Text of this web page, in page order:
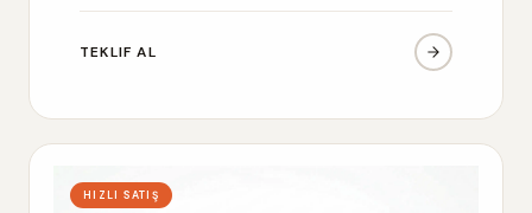
TEKLIF AL
HIZLI SATIŞ